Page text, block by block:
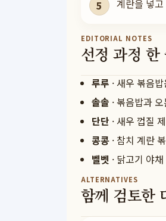
5 계란을 넣
EDITORIAL NOTES
선정 과정 한
루루 ·새우 볶음
솔솔 ·볶음밥과
단단 ·새우 껍질
콩콩 · 참치 계란
벨벳 · 닭고기 야
ALTERNATIVES
함께 검토한